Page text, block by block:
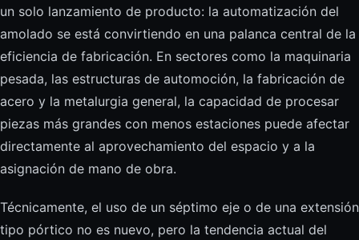
un solo lanzamiento de producto: la automatización del
amolado se está convirtiendo en una palanca central de la
eficiencia de fabricación. En sectores como la maquinaria
pesada, las estructuras de automoción, la fabricación de
acero y la metalurgia general, la capacidad de procesar
piezas más grandes con menos estaciones puede afectar
directamente al aprovechamiento del espacio y a la
asignación de mano de obra.
Técnicamente, el uso de un séptimo eje o de una extensión
tipo pórtico no es nuevo, pero la tendencia actual del